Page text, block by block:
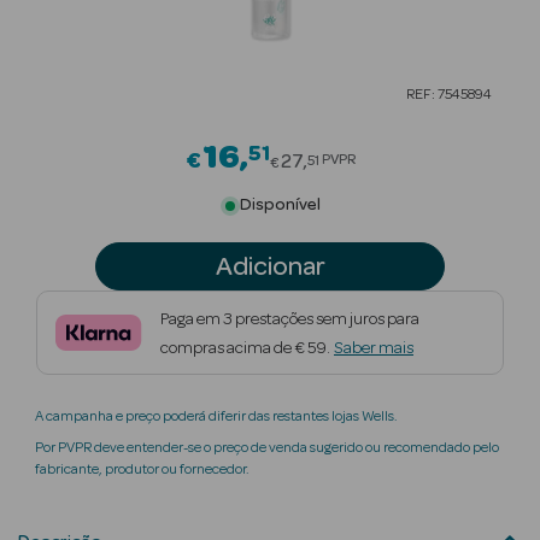
Beauty Season
Beauty Season
Maquilhagem
Beauty Season
Perfumes
REF: 7545894
€16 51Price reduced from
€27 51 PVPR
Disponível
Adicionar
Paga em 3 prestações sem juros para
compras acima de € 59. Saber mais
A campanha e preço poderá diferir das restantes lojas Wells.
Por PVPR deve entender-se o preço de venda sugerido ou recomendado pelo
fabricante, produtor ou fornecedor.